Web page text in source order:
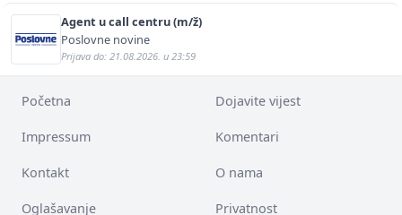
Agent u call centru (m/ž)
Poslovne novine
Prijava do: 21.08.2026. u 23:59
Početna Dojavite vijest
Impressum Komentari
Kontakt O nama
Oglašavanje Privatnost